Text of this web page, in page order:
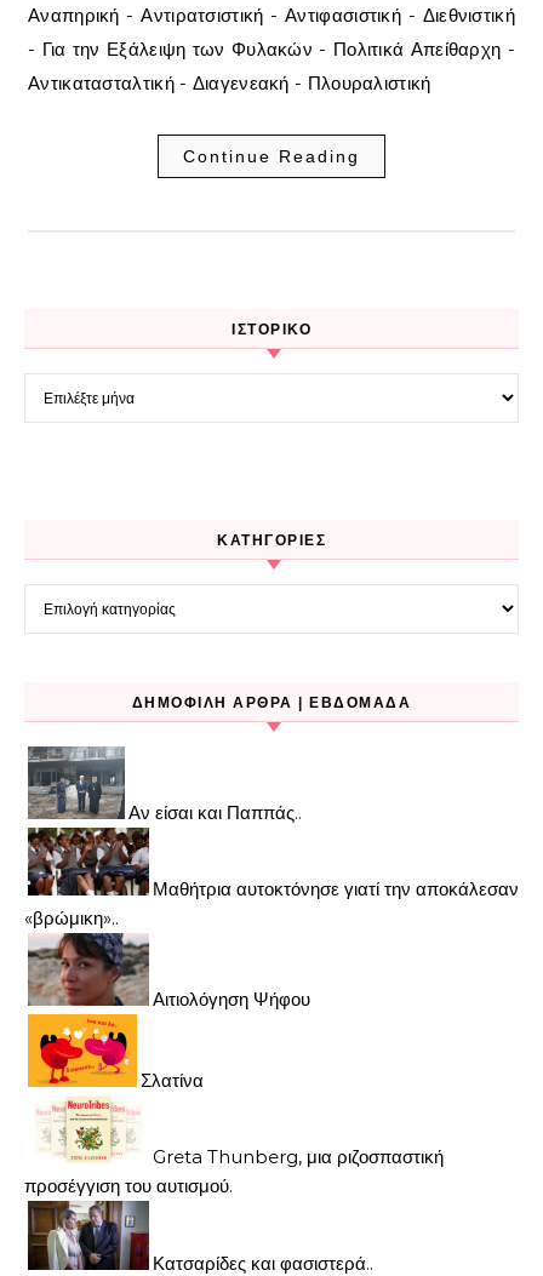
Αναπηρική - Αντιρατσιστική - Αντιφασιστική - Διεθνιστική
- Για την Εξάλειψη των Φυλακών - Πολιτικά Απείθαρχη -
Αντικατασταλτική - Διαγενεακή - Πλουραλιστική
Continue Reading
ΙΣΤΟΡΙΚΌ
Ιστορικό
KΑΤΗΓΟΡΊΕΣ
Kατηγορίες
ΔΗΜΟΦΙΛΉ ΆΡΘΡΑ | ΕΒΔΟΜΆΔΑ
Αν είσαι και Παππάς..
Μαθήτρια αυτοκτόνησε γιατί την αποκάλεσαν
«βρώμικη»..
Αιτιολόγηση Ψήφου
Σλατίνα
Greta Thunberg, μια ριζοσπαστική
προσέγγιση του αυτισμού.
Κατσαρίδες και φασιστερά..